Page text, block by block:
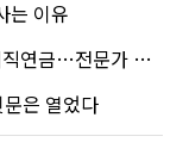
는 이유
…전문가 조언은
은 열었다